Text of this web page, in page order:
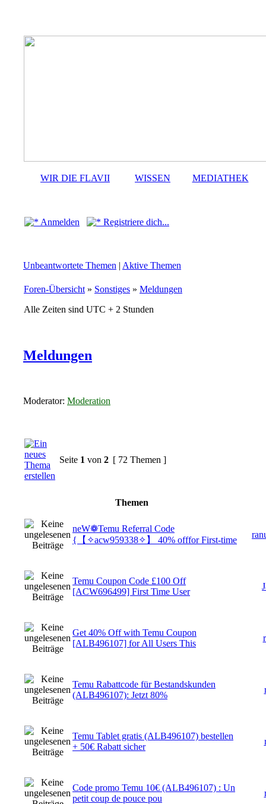
WIR DIE FLAVII WISSEN MEDIATHEK
Anmelden Registriere dich...
Unbeantwortete Themen | Aktive Themen
Foren-Übersicht » Sonstiges » Meldungen
Alle Zeiten sind UTC + 2 Stunden
Meldungen
Moderator: Moderation
Seite 1 von 2 [ 72 Themen ]
Themen
neW❁Temu Referral Code
{【✧acw959338✧】 40% offfor First-time
Temu Coupon Code £100 Off
[ACW696499] First Time User
Get 40% Off with Temu Coupon
[ALB496107] for All Users This
Temu Rabattcode für Bestandskunden
(ALB496107): Jetzt 80%
Temu Tablet gratis (ALB496107) bestellen
+ 50€ Rabatt sicher
Code promo Temu 10€ (ALB496107) : Un
petit coup de pouce pou